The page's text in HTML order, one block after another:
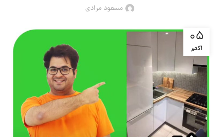
مسعود مرادی
05
اکتبر